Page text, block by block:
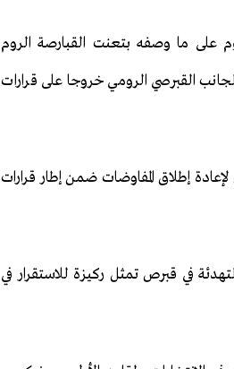
على ما وصفه بتعنت القبارصة الروم
القبرصي الرومي خروجا على قرارات
إطلاق المفاوضات ضمن إطار قرارات
في قبرص تمثل ركيزة للاستقرار في